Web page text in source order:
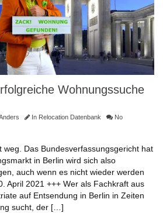
Wohnungssuche
In Relocation Datenbank
No
weg. Das Bundesverfassungsgericht hat
in Berlin wird sich also
auch wenn es nicht wieder werden
April 2021 +++ Wer als Fachkraft aus
auf Entsendung in Berlin in Zeiten
sucht, der […]